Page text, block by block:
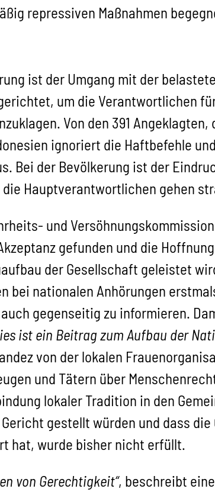
repressiven Maßnahmen
ist der Umgang mit der
um die Verantwortlichen
Von den 391
ignoriert die Haftbefehle
Bei der Bevölkerung ist der
Hauptverantwortlichen gehen
und
gefunden und die
der Gesellschaft geleistet
bei nationalen Anhörungen
gegenseitig zu informieren.
ist ein Beitrag zum Aufbau der
von der lokalen
und Tätern über
lokaler Tradition in den
gestellt würden und dass die
hat, wurde bisher nicht erfüllt.
von Gerechtigkeit“, beschreibt